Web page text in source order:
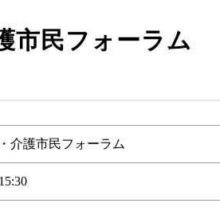
市民フォーラム
介護市民フォーラム